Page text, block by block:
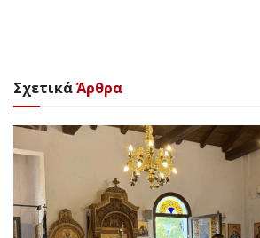
ΣχετικάΆρθρα